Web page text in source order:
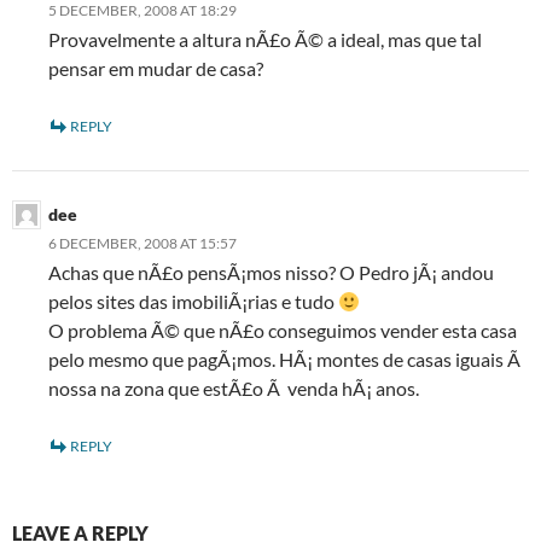
5 DECEMBER, 2008 AT 18:29
Provavelmente a altura nÃ£o Ã© a ideal, mas que tal
pensar em mudar de casa?
REPLY
dee
6 DECEMBER, 2008 AT 15:57
Achas que nÃ£o pensÃ¡mos nisso? O Pedro jÃ¡ andou
pelos sites das imobiliÃ¡rias e tudo
O problema Ã© que nÃ£o conseguimos vender esta casa
pelo mesmo que pagÃ¡mos. HÃ¡ montes de casas iguais Ã
nossa na zona que estÃ£o Ã venda hÃ¡ anos.
REPLY
LEAVE A REPLY